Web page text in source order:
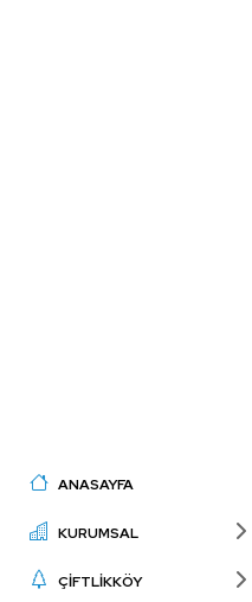
ANASAYFA
KURUMSAL
ÇİFTLİKKÖY